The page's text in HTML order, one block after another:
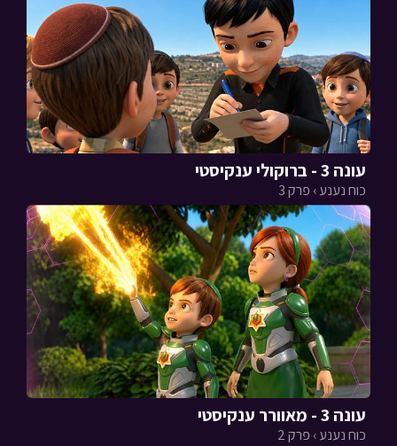
עונה 3 - ברוקולי ענקיסטי
כוח נענע › פרק 3
עונה 3 - מאוורר ענקיסטי
כוח נענע › פרק 2